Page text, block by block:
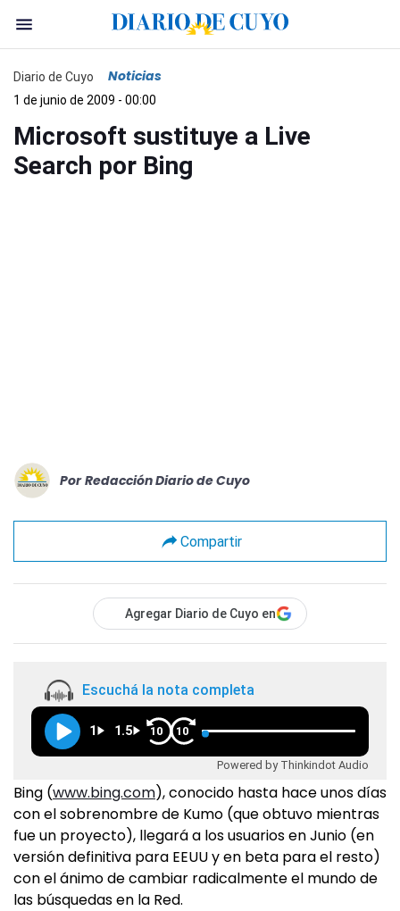
Diario de Cuyo Noticias
1 de junio de 2009 - 00:00
Microsoft sustituye a Live
Search por Bing
Por Redacción Diario de Cuyo
Compartir
Agregar Diario de Cuyo en
Escuchá la nota completa
1 1.5 10 10
Powered by Thinkindot Audio
Bing (www.bing.com), conocido hasta hace unos días
con el sobrenombre de Kumo (que obtuvo mientras
fue un proyecto), llegará a los usuarios en Junio (en
versión definitiva para EEUU y en beta para el resto)
con el ánimo de cambiar radicalmente el mundo de
las búsquedas en la Red.